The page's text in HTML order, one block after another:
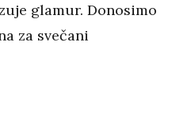
glamur. Donosimo
za svečani